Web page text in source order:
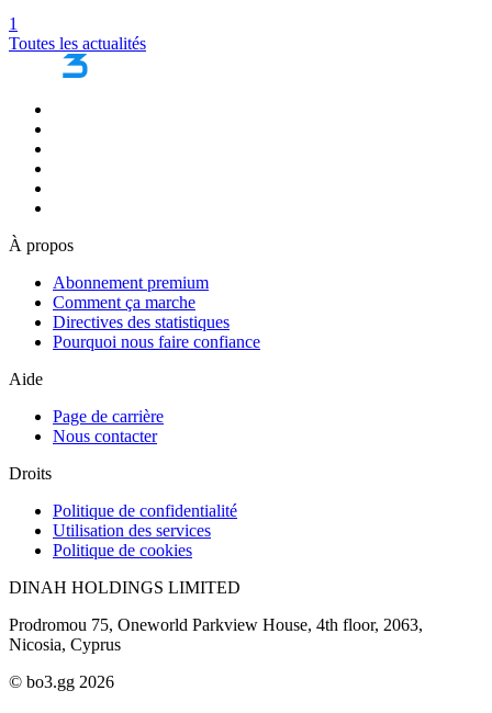
1
Toutes les actualités
À propos
Abonnement premium
Comment ça marche
Directives des statistiques
Pourquoi nous faire confiance
Aide
Page de carrière
Nous contacter
Droits
Politique de confidentialité
Utilisation des services
Politique de cookies
DINAH HOLDINGS LIMITED
Prodromou 75, Oneworld Parkview House, 4th floor, 2063,
Nicosia, Cyprus
© bo3.gg 2026